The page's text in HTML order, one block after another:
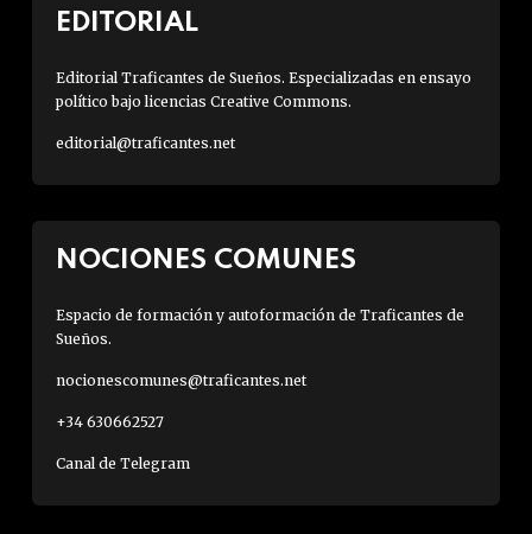
EDITORIAL
Editorial Traficantes de Sueños. Especializadas en ensayo
político bajo licencias Creative Commons.
editorial@traficantes.net
NOCIONES COMUNES
Espacio de formación y autoformación de Traficantes de
Sueños.
nocionescomunes@traficantes.net
+34 630662527
Canal de Telegram